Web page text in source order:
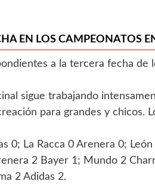
EN LOS CAMPEONATOS
a la tercera fecha de
sigue trabajando
para grandes y chicos.
0; La Racca 0 Arenera 0;
2 Bayer 1; Mundo 2
2 Adidas 2.